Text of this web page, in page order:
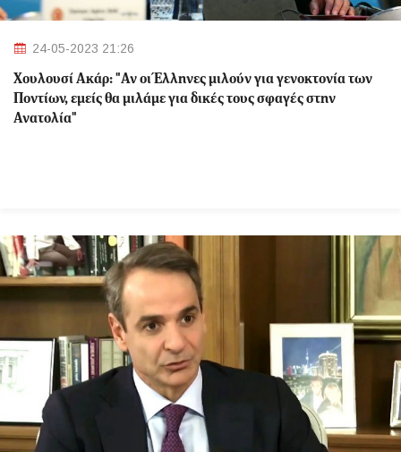
24-05-2023 21:26
Χουλουσί Ακάρ: "Αν οι Έλληνες μιλούν για γενοκτονία των
Ποντίων, εμείς θα μιλάμε για δικές τους σφαγές στην
Ανατολία"